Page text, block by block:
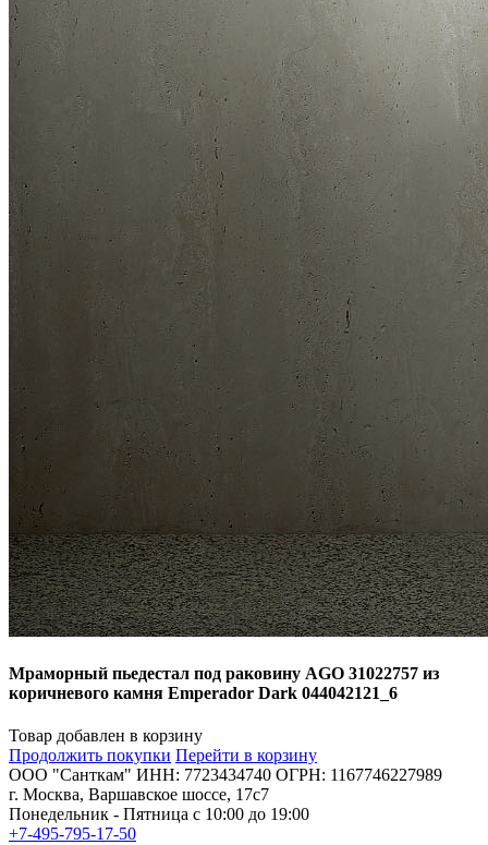
Мраморный пьедестал под раковину AGO 31022757 из
коричневого камня Emperador Dark 044042121_6
Товар добавлен в корзину
Продолжить покупки Перейти в корзину
ООО "Санткам" ИНН: 7723434740 ОГРН: 1167746227989
г. Москва, Варшавское шоссе, 17с7
Понедельник - Пятница с 10:00 до 19:00
+7-495-795-17-50